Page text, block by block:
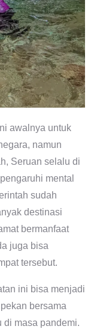
awalnya untuk
namun
Seruan selalu di
mental
sudah
destinasi
bermanfaat
juga bisa
tersebut.
ini bisa menjadi
bersama
di masa pandemi.